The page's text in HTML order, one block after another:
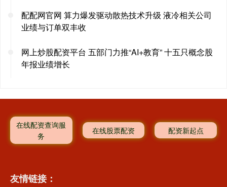
配配网官网 算力爆发驱动散热技术升级 液冷相关公司
业绩与订单双丰收
网上炒股配资平台 五部门力推“AI+教育” 十五只概念股
年报业绩增长
在线配资查询服
务
在线股票配资 配资新起点
友情链接：